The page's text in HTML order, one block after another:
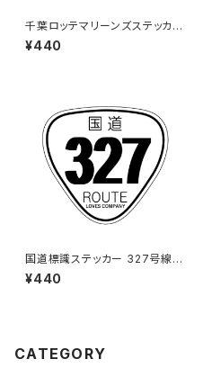
千葉ロッテマリーンズステッカー
10
¥440
国道標識ステッカー 327号線
（ホワイト）
¥440
CATEGORY